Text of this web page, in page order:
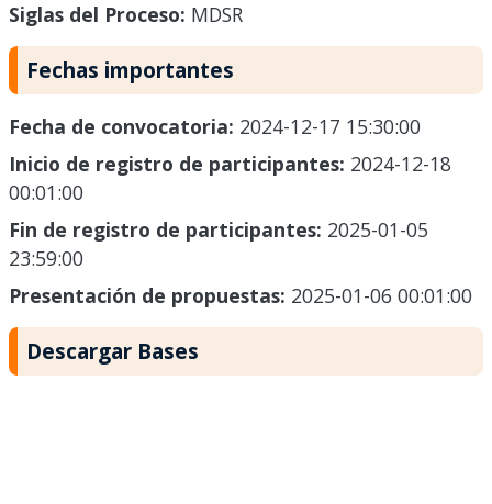
Siglas del Proceso: MDSR
Fechas importantes
Fecha de convocatoria: 2024-12-17 15:30:00
Inicio de registro de participantes: 2024-12-18
00:01:00
Fin de registro de participantes: 2025-01-05
23:59:00
Presentación de propuestas: 2025-01-06 00:01:00
Descargar Bases